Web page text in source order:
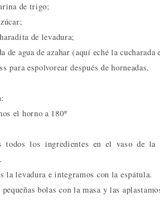
de trigo;
de levadura;
de agua de azahar (aquí eché la
para espolvorear después de horneadas.
el horno a 180º
todos los ingredientes en el vaso de
la levadura e integramos con la espátula.
pequeñas bolas con la masa y las